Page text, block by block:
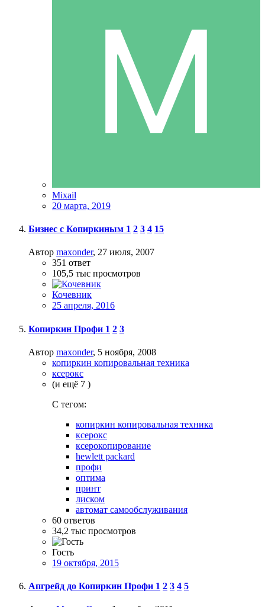
Mixail
20 марта, 2019
Бизнес с Копиркиным 1 2 3 4 15
Автор maxonder, 27 июля, 2007
351 ответ
105,5 тыс просмотров
Кочевник
25 апреля, 2016
Копиркин Профи 1 2 3
Автор maxonder, 5 ноября, 2008
копиркин копировальная техника
ксерокс
(и ещё 7 )
C тегом:
копиркин копировальная техника
ксерокс
ксерокопирование
hewlett packard
профи
оптима
принт
лиском
автомат самообслуживания
60 ответов
34,2 тыс просмотров
Гость
19 октября, 2015
Апгрейд до Копиркин Профи 1 2 3 4 5